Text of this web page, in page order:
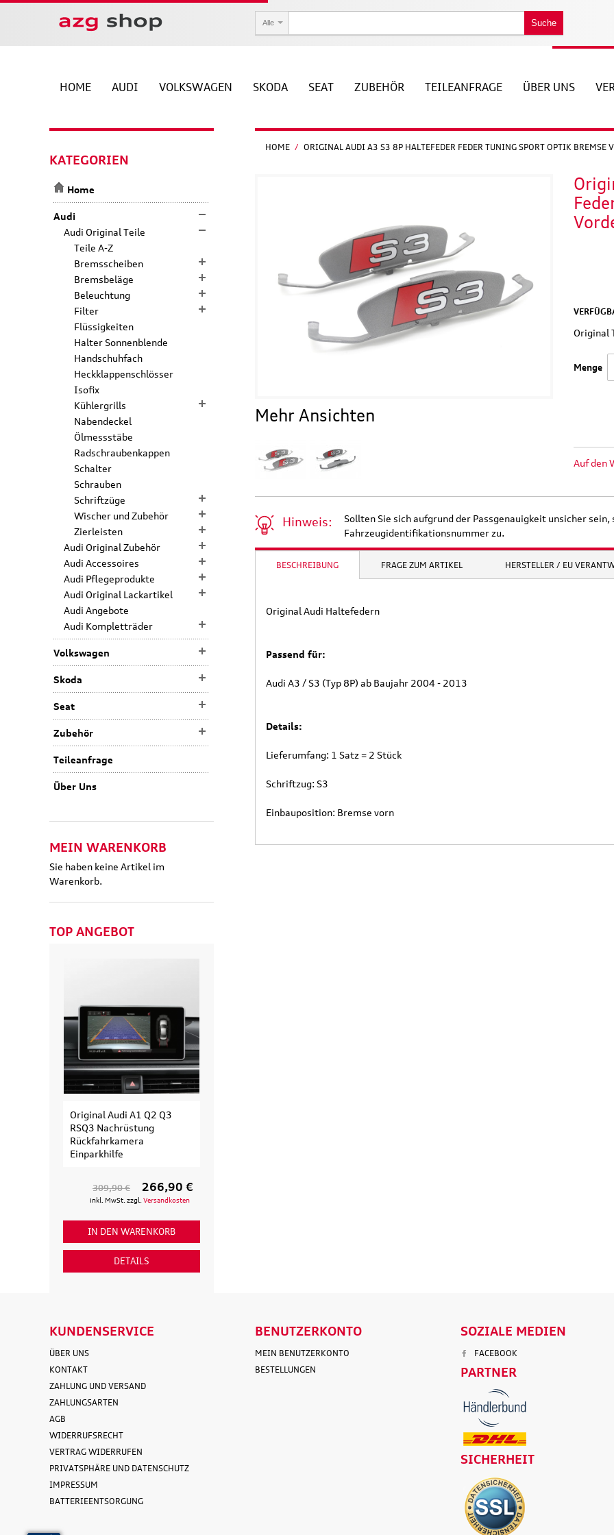
Alle Suche
HOME AUDI VOLKSWAGEN SKODA SEAT ZUBEHÖR TEILEANFRAGE ÜBER UNS
HOME / ORIGINAL AUDI A3 S3 8P HALTEFEDER FEDER TUNING SPORT OPTIK BREMSE
Mehr Ansichten
Original
Menge
Auf den
Hinweis:
Sollten Sie sich aufgrund der Passgenauigkeit unsicher
Fahrzeugidentifikationsnummer zu.
BESCHREIBUNG FRAGE ZUM ARTIKEL HERSTELLER / EU
Original Audi Haltefedern
Passend für:
Audi A3 / S3 (Typ 8P) ab Baujahr 2004 - 2013
Details:
Lieferumfang: 1 Satz = 2 Stück
Schriftzug: S3
Einbauposition: Bremse vorn
KATEGORIEN
Home
Audi
Audi Original Teile
Teile A-Z
Bremsscheiben
Bremsbeläge
Beleuchtung
Filter
Flüssigkeiten
Halter Sonnenblende
Handschuhfach
Heckklappenschlösser
Isofix
Kühlergrills
Nabendeckel
Ölmessstäbe
Radschraubenkappen
Schalter
Schrauben
Schriftzüge
Wischer und Zubehör
Zierleisten
Audi Original Zubehör
Audi Accessoires
Audi Pflegeprodukte
Audi Original Lackartikel
Audi Angebote
Audi Kompletträder
Volkswagen
Skoda
Seat
Zubehör
Teileanfrage
Über Uns
MEIN WARENKORB
Sie haben keine Artikel im
Warenkorb.
TOP ANGEBOT
Original Audi A1 Q2 Q3
RSQ3 Nachrüstung
Rückfahrkamera
Einparkhilfe
309,90 € 266,90 €
inkl. MwSt. zzgl. Versandkosten
IN DEN WARENKORB
DETAILS
KUNDENSERVICE
ÜBER UNS
KONTAKT
ZAHLUNG UND VERSAND
ZAHLUNGSARTEN
AGB
WIDERRUFSRECHT
VERTRAG WIDERRUFEN
PRIVATSPHÄRE UND DATENSCHUTZ
IMPRESSUM
BATTERIEENTSORGUNG
BENUTZERKONTO
MEIN BENUTZERKONTO
BESTELLUNGEN
SOZIALE MEDIEN
FACEBOOK
PARTNER
SICHERHEIT